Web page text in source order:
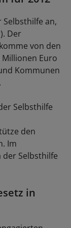
an,
Der
von den
Millionen Euro
Kommunen
Selbsthilfe
den
Im
Selbsthilfe
in